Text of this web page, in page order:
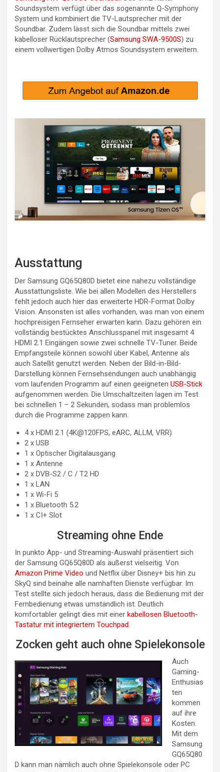
Soundsystem verfügt über das sogenannte Q-Symphony
System und kombiniert die TV-Lautsprecher mit der
Soundbar. Zudem lässt sich die Soundbar mittels zwei
kabelloser Rücklautsprecher (Samsung SWA-9500S) zu
einem vollwertigen Dolby Atmos Soundsystem erweitern.
Ausstattung
Der Samsung GQ65Q80D bietet eine nahezu vollständige
Ausstattungsliste. Wie bei allen Modellen des Herstellers
fehlt jedoch auch hier das erweiterte HDR-Format Dolby
Vision. Ansonsten ist alles vorhanden, was man von einem
hochpreisigen Fernseher erwarten kann. Dazu gehören ein
vollständig bestücktes Anschlusspanel mit insgesamt 4
HDMI 2.1 Eingängen sowie zwei schnelle TV-Tuner. Beide
Empfangsteile können sowohl über Kabel, Antenne als
auch Satellit genutzt werden. Neben der Bild-in-Bild-
Darstellung können Fernsehsendungen auch unabhängig
vom laufenden Programm auf einen geeigneten USB-Stick
aufgenommen werden. Die Umschaltzeiten lagen im Test
bei schnellen 1 – 2 Sekunden, sodass man problemlos
durch die Programme zappen kann.
4 x HDMI 2.1 (4K@120FPS, eARC, ALLM, VRR)
2 x USB
1 x Optischer Digitalausgang
1 x Antenne
2 x DVB-S2 / C / T2 HD
1 x LAN
1 x Wi-Fi 5
1 x Bluetooth 5.2
1 x CI+ Slot
Streaming ohne Ende
In punkto App- und Streaming-Auswahl präsentiert sich
der Samsung GQ65Q80D als äußerst vielseitig. Von
Amazon Prime Video und Netflix über Disney+ bis hin zu
SkyQ sind beinahe alle namhaften Dienste verfügbar. Im
Test stellte sich jedoch heraus, dass die Bedienung mit der
Fernbedienung etwas umständlich ist. Deutlich
komfortabler gelingt dies mit einer kabellosen Bluetooth-
Tastatur mit integriertem Touchpad.
Zocken geht auch ohne Spielekonsole
Auch
Gaming-
Enthusias
ten
kommen
auf ihre
Kosten.
Mit dem
Samsung
GQ65Q80
D kann man nämlich auch ohne Spielekonsole oder PC